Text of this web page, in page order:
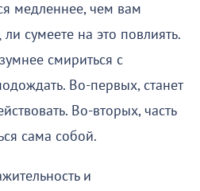
медленнее, чем вам
сумеете на это повлиять.
смириться с
Во-первых, станет
Во-вторых, часть
сама собой.
и